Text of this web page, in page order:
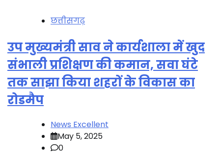
छत्तीसगढ़
उप मुख्यमंत्री साव ने कार्यशाला में खुद
संभाली प्रशिक्षण की कमान, सवा घंटे
तक साझा किया शहरों के विकास का
रोडमैप
News Excellent
May 5, 2025
0